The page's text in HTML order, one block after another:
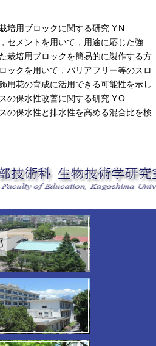
培用ブロックに関する研究 Y.N.
セメントを用いて，用途に応じた強
栽培用ブロックを簡易的に製作する方
ックを用いて，バリアフリー等のスロ
用花の育成に活用できる可能性を示し
の保水性改善に関する研究 Y.O.
の保水性と排水性を高める混合比を検